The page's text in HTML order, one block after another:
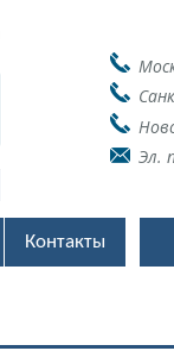
Эл.
Контакты